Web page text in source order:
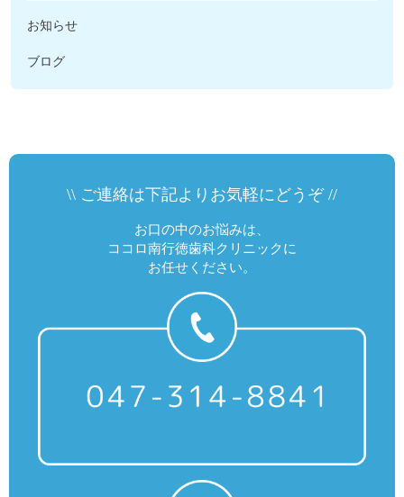
お知らせ
ブログ
\\ ご連絡は下記よりお気軽にどうぞ //
お口の中のお悩みは、
ココロ南行徳歯科クリニックに
お任せください。